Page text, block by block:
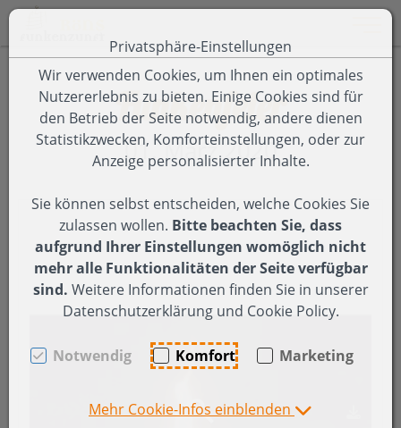
Zum Inhalt springen [AK + 0]
Zum Hauptmenü springen [AK + 1]
Zum Footer-Menü unten (angedockt an Browserrand)
Zum Menü "Einstellungen Barrierefreiheit" springen [AK +
Funkenfeier
01. März 2020
Privatsphäre-Einstellungen
Wir verwenden Cookies, um Ihnen ein optimales
Nutzererlebnis zu bieten. Einige Cookies sind für
den Betrieb der Seite notwendig, andere dienen
Statistikzwecken, Komforteinstellungen, oder zur
Anzeige personalisierter Inhalte.
Sie können selbst entscheiden, welche Cookies Sie
zulassen wollen. Bitte beachten Sie, dass
aufgrund Ihrer Einstellungen womöglich nicht
mehr alle Funktionalitäten der Seite verfügbar
sind. Weitere Informationen finden Sie in unserer
Datenschutzerklärung und Cookie Policy.
Notwendig Komfort Marketing
Mehr Cookie-Infos einblenden